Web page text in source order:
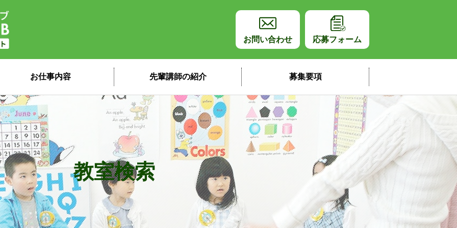
子ども英会話ペッピーキッズクラブ 講師採用サイト
お問い合わせ 応募フォーム
お仕事内容 先輩講師の紹介 募集要項
教室検索